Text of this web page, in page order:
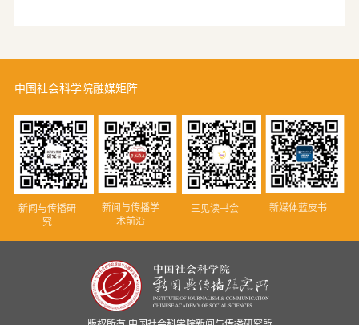
中国社会科学院融媒矩阵
新闻与传播研
究
新闻与传播学
术前沿
三见读书会 新媒体蓝皮书